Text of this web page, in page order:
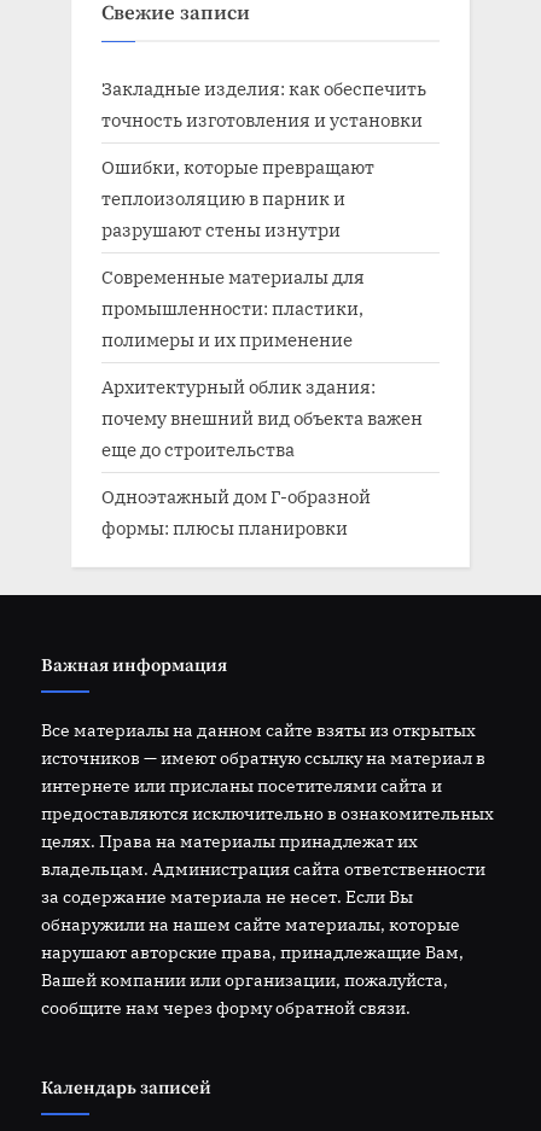
Свежие записи
Закладные изделия: как обеспечить
точность изготовления и установки
Ошибки, которые превращают
теплоизоляцию в парник и
разрушают стены изнутри
Современные материалы для
промышленности: пластики,
полимеры и их применение
Архитектурный облик здания:
почему внешний вид объекта важен
еще до строительства
Одноэтажный дом Г-образной
формы: плюсы планировки
Важная информация
Все материалы на данном сайте взяты из открытых
источников — имеют обратную ссылку на материал в
интернете или присланы посетителями сайта и
предоставляются исключительно в ознакомительных
целях. Права на материалы принадлежат их
владельцам. Администрация сайта ответственности
за содержание материала не несет. Если Вы
обнаружили на нашем сайте материалы, которые
нарушают авторские права, принадлежащие Вам,
Вашей компании или организации, пожалуйста,
сообщите нам через форму обратной связи.
Календарь записей